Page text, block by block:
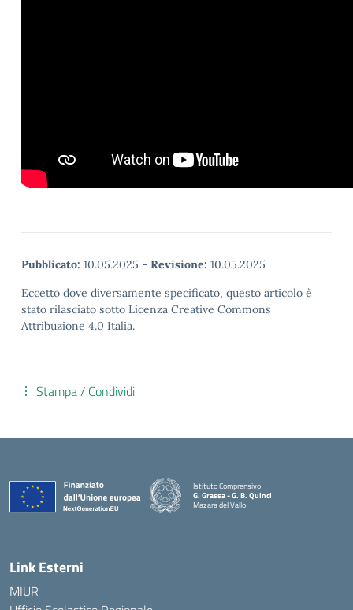
Pubblicato: 10.05.2025 - Revisione: 10.05.2025
Eccetto dove diversamente specificato, questo articolo è
stato rilasciato sotto Licenza Creative Commons
Attribuzione 4.0 Italia.
Stampa / Condividi
Istituto Comprensivo
G. Grassa - G. B. Quinci
Mazara del Vallo
Link Esterni
MIUR